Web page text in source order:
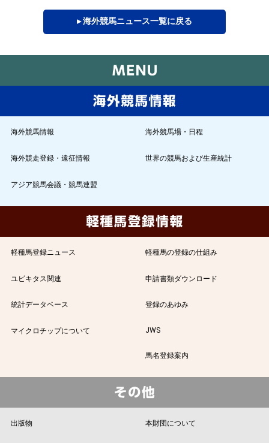
▸ 海外競馬ニュース一覧に戻る
海外競馬情報 海外競馬場・日程
海外競走登録・遠征情報 世界の競馬および生産統計
アジア競馬会議・競馬連盟
軽種馬登録ニュース 軽種馬の登録の仕組み
ユビキタス関連 申請書類ダウンロード
統計データベース 登録のあゆみ
マイクロチップについて JWS
馬名登録案内
出版物 本財団について